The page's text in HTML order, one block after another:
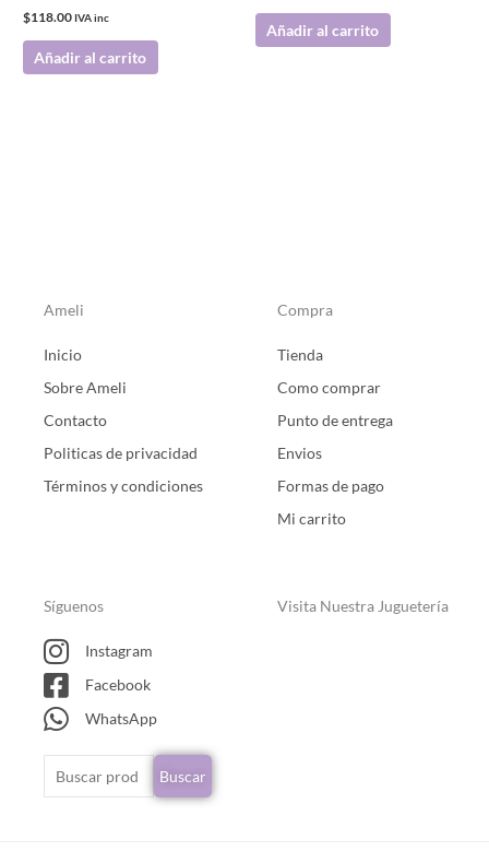
$118.00 IVA inc
Añadir al carrito
Añadir al carrito
Ameli
Inicio
Sobre Ameli
Contacto
Politicas de privacidad
Términos y condiciones
Compra
Tienda
Como comprar
Punto de entrega
Envios
Formas de pago
Mi carrito
Síguenos
Instagram
Facebook
WhatsApp
Buscar
por:
Buscar
Visita Nuestra Juguetería